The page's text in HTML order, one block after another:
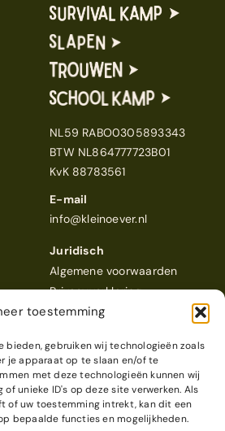
toestemming
bieden, gebruiken wij technologieën zoals
je apparaat op te slaan en/of te
met deze technologieën kunnen wij
of unieke ID's op deze site verwerken. Als
of uw toestemming intrekt, kan dit een
bepaalde functies en mogelijkheden.
NL59 RABO0305893343
BTW NL864777723B01
KvK 88783561
E-mail
info@kleinoever.nl
Juridisch
Algemene voorwaarden
Privacyverklaring
scoort een 4,6
bekijken